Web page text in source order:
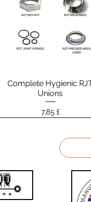
Vista rapida
Complete Hygienic
Unions
Prezzo
7,85 £